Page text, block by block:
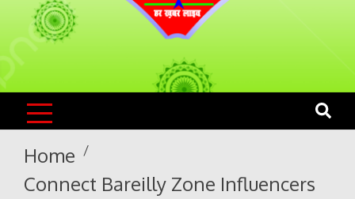
KNLS LIVE
India`s No.1 News Portal
Home
Connect Bareilly Zone Influencers